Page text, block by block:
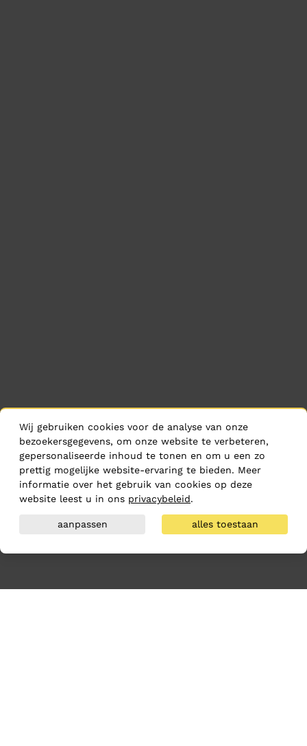
Wij gebruiken cookies voor de analyse van onze
bezoekersgegevens, om onze website te verbeteren,
gepersonaliseerde inhoud te tonen en om u een zo
prettig mogelijke website-ervaring te bieden. Meer
informatie over het gebruik van cookies op deze
website leest u in ons privacybeleid.
aanpassen alles toestaan